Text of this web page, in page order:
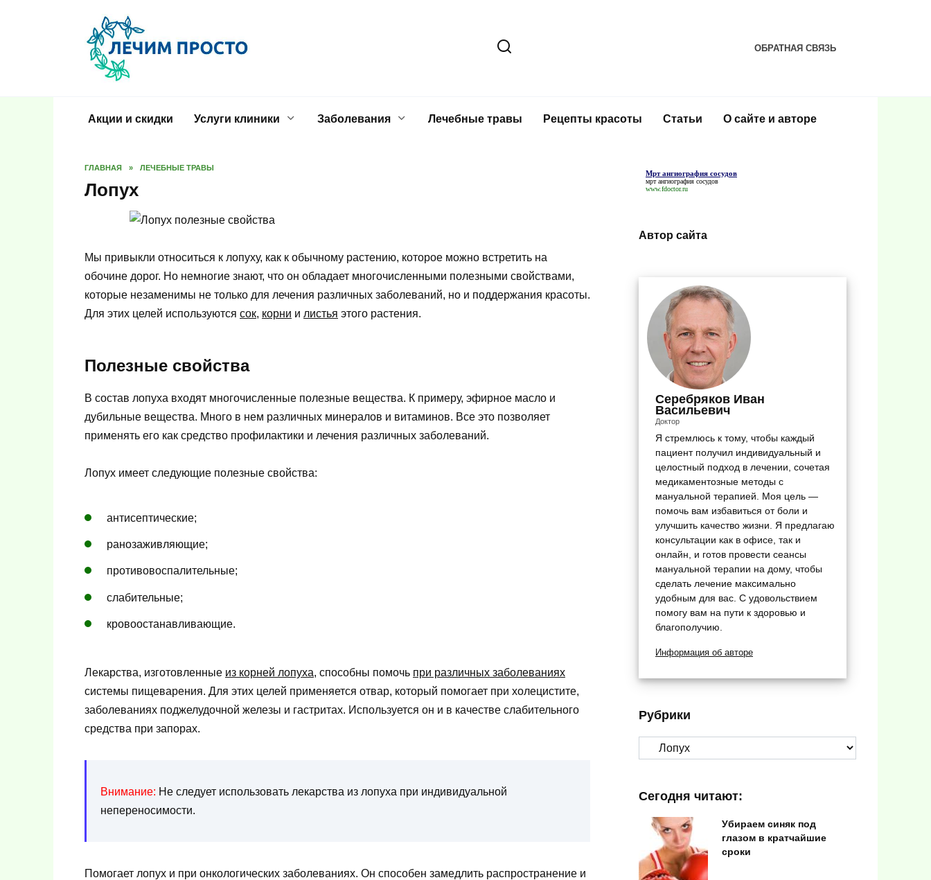
ОБРАТНАЯ СВЯЗЬ
Акции и скидки Услуги клиники Заболевания Лечебные травы Рецепты красоты Статьи О сайте и авторе
ГЛАВНАЯ » ЛЕЧЕБНЫЕ ТРАВЫ
Лопух
Мы привыкли относиться к лопуху, как к обычному растению, которое можно встретить на
обочине дорог. Но немногие знают, что он обладает многочисленными полезными свойствами,
которые незаменимы не только для лечения различных заболеваний, но и поддержания красоты.
Для этих целей используются сок, корни и листья этого растения.
Полезные свойства
В состав лопуха входят многочисленные полезные вещества. К примеру, эфирное масло и
дубильные вещества. Много в нем различных минералов и витаминов. Все это позволяет
применять его как средство профилактики и лечения различных заболеваний.
Лопух имеет следующие полезные свойства:
антисептические;
ранозаживляющие;
противовоспалительные;
слабительные;
кровоостанавливающие.
Лекарства, изготовленные из корней лопуха, способны помочь при различных заболеваниях
системы пищеварения. Для этих целей применяется отвар, который помогает при холецистите,
заболеваниях поджелудочной железы и гастритах. Используется он и в качестве слабительного
средства при запорах.
Внимание: Не следует использовать лекарства из лопуха при индивидуальной
непереносимости.
Помогает лопух и при онкологических заболеваниях. Он способен замедлить распространение и
Мрт ангиография сосудов
мрт ангиография сосудов
www.fdoctor.ru
Автор сайта
Серебряков Иван
Васильевич
Доктор
Я стремлюсь к тому, чтобы каждый
пациент получил индивидуальный и
целостный подход в лечении, сочетая
медикаментозные методы с
мануальной терапией. Моя цель —
помочь вам избавиться от боли и
улучшить качество жизни. Я предлагаю
консультации как в офисе, так и
онлайн, и готов провести сеансы
мануальной терапии на дому, чтобы
сделать лечение максимально
удобным для вас. С удовольствием
помогу вам на пути к здоровью и
благополучию.
Информация об авторе
Рубрики
Рубрики
Сегодня читают:
Убираем синяк под
глазом в кратчайшие
сроки